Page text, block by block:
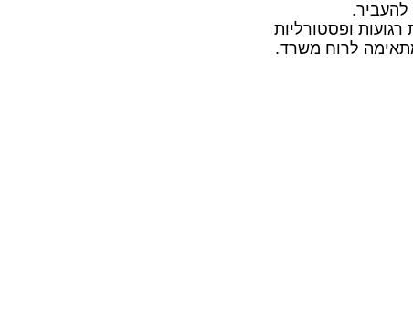
רגועות ופסטורליות
מתאימה לרוח משרד.